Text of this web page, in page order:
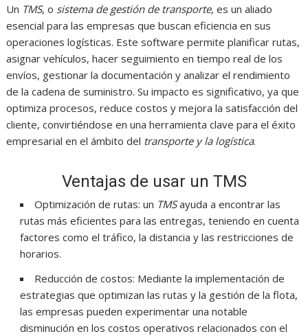
Un TMS, o sistema de gestión de transporte, es un aliado
esencial para las empresas que buscan eficiencia en sus
operaciones logísticas. Este software permite planificar rutas,
asignar vehículos, hacer seguimiento en tiempo real de los
envíos, gestionar la documentación y analizar el rendimiento
de la cadena de suministro. Su impacto es significativo, ya que
optimiza procesos, reduce costos y mejora la satisfacción del
cliente, convirtiéndose en una herramienta clave para el éxito
empresarial en el ámbito del transporte y la logística.
Ventajas de usar un TMS
Optimización de rutas: un TMSayuda a encontrar las
rutas más eficientes para las entregas, teniendo en cuenta
factores como el tráfico, la distancia y las restricciones de
horarios.
Reducción de costos: Mediante la implementación de
estrategias que optimizan las rutas y la gestión de la flota,
las empresas pueden experimentar una notable
disminución en los costos operativos relacionados con el